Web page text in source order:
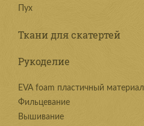
Пух
Ткани для скатертей
Рукоделие
EVA foam пластичный материал
Фильцевание
Вышивание